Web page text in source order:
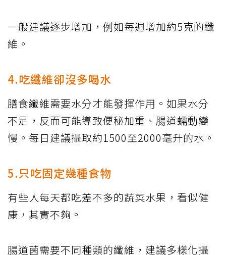
一般建議逐步增加，例如每週增加約5克的纖
維。
4.吃纖維卻沒多喝水
膳食纖維需要水分才能發揮作用。如果水分
不足，反而可能導致便秘加重、腸道蠕動變
慢。每日建議攝取約1500至2000毫升的水。
5.只吃固定幾種食物
有些人每天都吃差不多的蔬菜水果，看似健
康，其實不夠。
腸道菌需要不同種類的纖維，建議多樣化攝